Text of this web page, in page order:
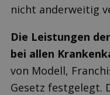
nicht anderweitig
Die Leistungen
bei allen
von Modell,
Gesetz festgelegt.